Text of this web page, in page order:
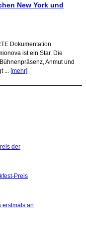
New York und
Dokumentation
ist ein Star. Die
Anmut und
... [mehr]
der
Preis
erstmals an